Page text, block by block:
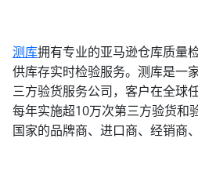
测库拥有专业的亚马逊仓库质量
供库存实时检验服务。测库是一
三方验货服务公司，客户在全球
每年实施超10万次第三方验货和
国家的品牌商、进口商、经销商